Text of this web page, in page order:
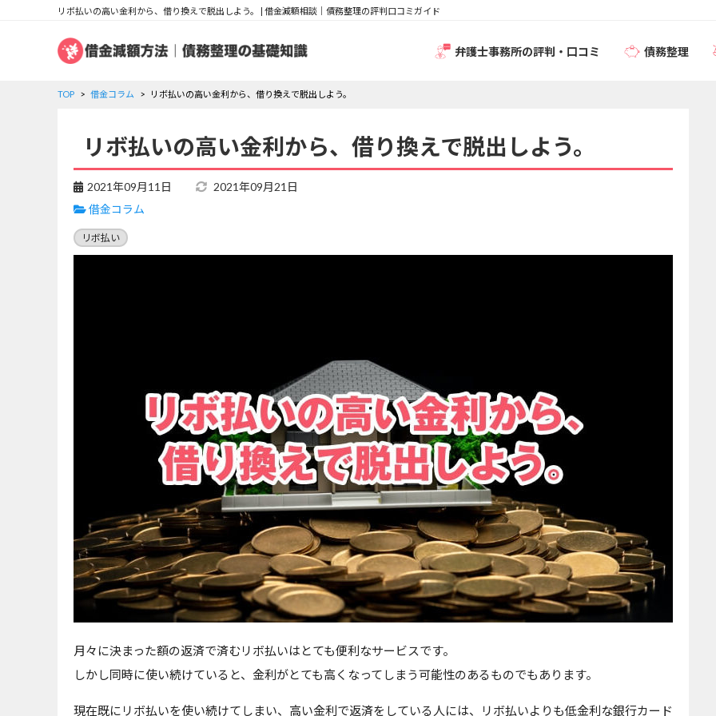
リボ払いの高い金利から、借り換えで脱出しよう。 | 借金減額相談｜債務整理の評判口コミガイド
弁護士事務所の評判・口コミ 債務整理
TOP 借金コラム リボ払いの高い金利から、借り換えで脱出しよう。
リボ払いの高い金利から、借り換えで脱出しよう。
2021年09月11日
2021年09月21日
借金コラム
リボ払い
月々に決まった額の返済で済むリボ払いはとても便利なサービスです。
しかし同時に使い続けていると、金利がとても高くなってしまう可能性のあるものでもあります。
現在既にリボ払いを使い続けてしまい、高い金利で返済をしている人には、リボ払いよりも低金利な銀行カード